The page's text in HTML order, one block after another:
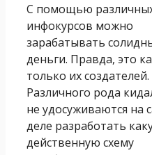
С помощью
инфокурсов можно
зарабатывать
деньги. Правда, это
только их создателей.
Различного рода
не удосуживаются на
деле разработать
действенную схему